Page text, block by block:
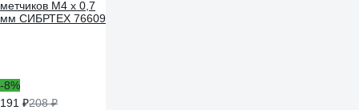
-8%
191 ₽208 ₽